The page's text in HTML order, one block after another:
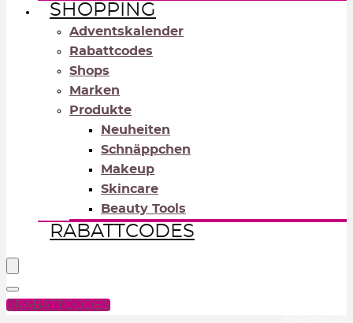
SHOPPING
Adventskalender
Rabattcodes
Shops
Marken
Produkte
Neuheiten
Schnäppchen
Makeup
Skincare
Beauty Tools
RABATTCODES
RABATTCODES